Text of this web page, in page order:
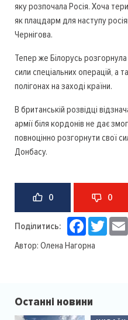
яку розпочала Росія. Хоча
як плацдарм для наступу
Чернігова.
Тепер же Білорусь розгорнула
сили спеціальних операцій, а
полігонах на заході країни.
В британській розвідці
армії біля кордонів не дає
повноцінно розгорнути свої
Донбасу.
0 0
Поділитись: Facebook
Twitter
Автор: Олена Нагорна
Останні новини